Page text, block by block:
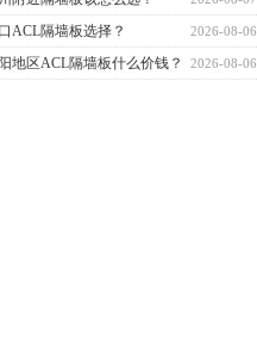
2026-08-06
ACL隔墙板选择？
2026-08-06
地区ACL隔墙板什么价钱？